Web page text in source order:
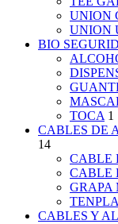
UNION
UNION
BIO
TOCA 1
CABLES DE
14
CABLE
CABLE
GRAPA
CABLES Y